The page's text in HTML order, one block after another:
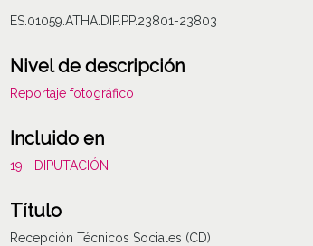
ES.01059.ATHA.DIP.PP.23801-23803
Nivel de descripción
Reportaje fotográfico
Incluido en
19.- DIPUTACIÓN
Título
Recepción Técnicos Sociales (CD)